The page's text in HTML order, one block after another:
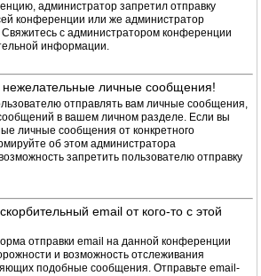
администратор запретил отправку
конференции или же администратор
с администратором конференции
информации.
личные сообщения!
отправлять вам личные сообщения,
в вашем личном разделе. Если вы
личные сообщения от конкретного
об этом администратора
запретить пользователю отправку
email от кого-то с этой
отправки email на данной конференции
и возможность отслеживания
подобные сообщения. Отправьте email-